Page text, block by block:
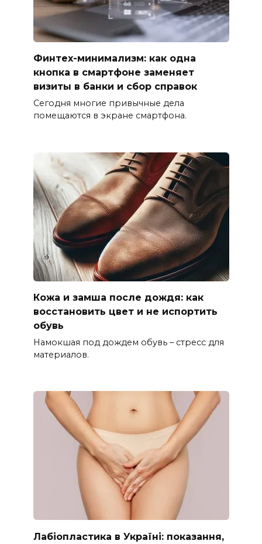
Финтех-минимализм: как одна
кнопка в смартфоне заменяет
визиты в банки и сбор справок
Сегодня многие привычные дела
помещаются в экране смартфона.
Кожа и замша после дождя: как
восстановить цвет и не испортить
обувь
Намокшая под дождем обувь – стресс для
материалов.
Лабіопластика в Україні: показання,